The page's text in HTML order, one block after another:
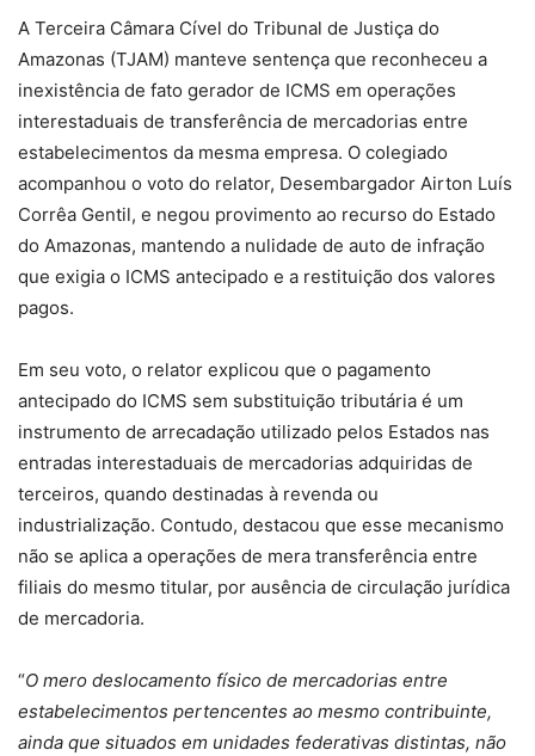
A Terceira Câmara Cível do Tribunal de Justiça do
Amazonas (TJAM) manteve sentença que reconheceu a
inexistência de fato gerador de ICMS em operações
interestaduais de transferência de mercadorias entre
estabelecimentos da mesma empresa. O colegiado
acompanhou o voto do relator, Desembargador Airton Luís
Corrêa Gentil, e negou provimento ao recurso do Estado
do Amazonas, mantendo a nulidade de auto de infração
que exigia o ICMS antecipado e a restituição dos valores
pagos.
Em seu voto, o relator explicou que o pagamento
antecipado do ICMS sem substituição tributária é um
instrumento de arrecadação utilizado pelos Estados nas
entradas interestaduais de mercadorias adquiridas de
terceiros, quando destinadas à revenda ou
industrialização. Contudo, destacou que esse mecanismo
não se aplica a operações de mera transferência entre
filiais do mesmo titular, por ausência de circulação jurídica
de mercadoria.
“O mero deslocamento físico de mercadorias entre
estabelecimentos pertencentes ao mesmo contribuinte,
ainda que situados em unidades federativas distintas, não